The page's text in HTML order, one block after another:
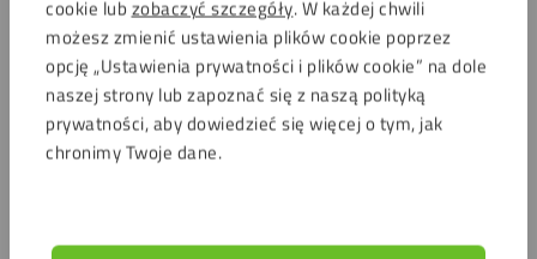
cookie lub zobaczyć szczegóły. W każdej chwili
możesz zmienić ustawienia plików cookie poprzez
opcję „Ustawienia prywatności i plików cookie” na dole
naszej strony lub zapoznać się z naszą polityką
prywatności, aby dowiedzieć się więcej o tym, jak
chronimy Twoje dane.